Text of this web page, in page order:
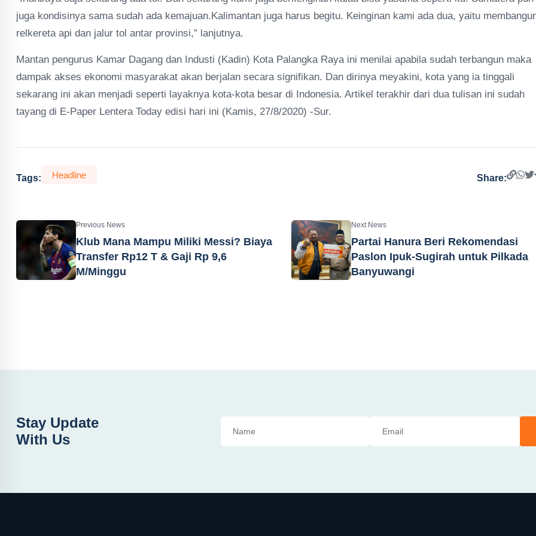
juga kondisinya sama sudah ada kemajuan.Kalimantan juga harus begitu. Keinginan kami ada dua, yaitu
relkereta api dan jalur tol antar provinsi,” lanjutnya.
Mantan pengurus Kamar Dagang dan Industi (Kadin) Kota Palangka Raya ini menilai apabila sudah terbangun maka
dampak akses ekonomi masyarakat akan berjalan secara signifikan. Dan dirinya meyakini, kota yang ia tinggali
sekarang ini akan menjadi seperti layaknya kota-kota besar di Indonesia. Artikel terakhir dari dua tulisan ini sudah
tayang di E-Paper Lentera Today edisi hari ini (Kamis, 27/8/2020) -Sur.
Tags: Headline Share:
Previous News
Klub Mana Mampu Miliki Messi? Biaya
Transfer Rp12 T & Gaji Rp 9,6
M/Minggu
Next News
Partai Hanura Beri Rekomendasi
Paslon Ipuk-Sugirah untuk Pilkada
Banyuwangi
Stay Update
With Us